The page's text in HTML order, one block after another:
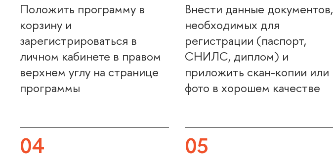
Положить программу
корзину и
зарегистрироваться
личном кабинете в правом
ерхнем углу на странице
программы
нести данные документов,
необходимых для
регистрации (паспорт,
СНИЛС, диплом) и
приложить скан-копии или
фото в хорошем качестве
04 05